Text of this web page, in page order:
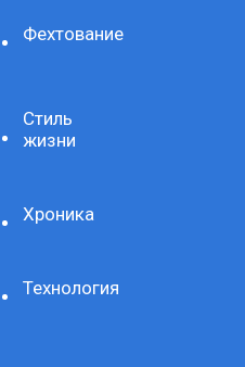
Фехтование
Стиль
жизни
Хроника
Технология